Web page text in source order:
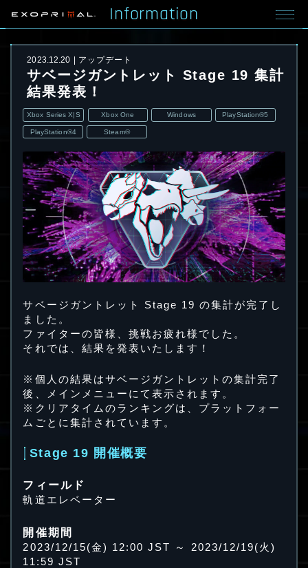
Information
2023.12.20 アップデート
サベージガントレット Stage 19 集計
結果発表！
Xbox Series X|S Xbox One Windows PlayStation®5
PlayStation®4 Steam®
サベージガントレット Stage 19 の集計が完了し
ました。
ファイターの皆様、挑戦お疲れ様でした。
それでは、結果を発表いたします！
※個人の結果はサベージガントレットの集計完了
後、メインメニューにて表示されます。
※クリアタイムのランキングは、プラットフォー
ムごとに集計されています。
Stage 19 開催概要
フィールド
軌道エレベーター
開催期間
2023/12/15(金) 12:00 JST ～ 2023/12/19(火)
11:59 JST